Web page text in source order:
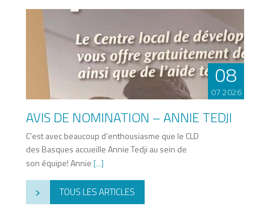
08
07 2026
AVIS DE NOMINATION – ANNIE TEDJI
C’est avec beaucoup d’enthousiasme que le CLD
des Basques accueille Annie Tedji au sein de
son équipe! Annie [...]
› TOUS LES ARTICLES